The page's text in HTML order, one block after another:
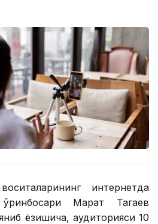
интернетда
Марат Тагаев
ёзишича, аудиторияси 10